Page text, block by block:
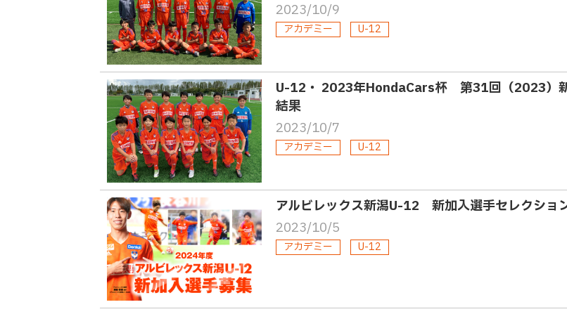
2023/10/9
アカデミー U-12
U-12・ 2023年HondaCars杯 第31回（2023）
結果
2023/10/7
アカデミー U-12
アルビレックス新潟U-12 新加入選手セレクショ
2023/10/5
アカデミー U-12